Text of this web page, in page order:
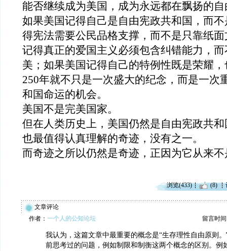
能否继续成为美国 ，成为永远都在飘扬的
如果美国记得自己是自由宪政共和国，而
得宪法需要公民品格支撑，而不是只靠纸
记得真正的爱国主义必须包含纠错能力，
美；如果美国记得自己的特例性既是荣耀
250年就不只是一次盛大的纪念，而是一次
和国命运的机会。
美国不是完美国家。
但在人类历史上，美国仍然是自由宪政共
也最值得认真理解的奇迹 ，没有之一。
而奇迹之所以仍然是奇迹，正因为它从来
浏览(433) (8)
文章评论
作者： 一个人的公知论坛 留言时间
我认为，这篇文章中最重要的概念是“生存理性自由原则
前思考过的问题，例如制限和制衡这两个概念的区别。例